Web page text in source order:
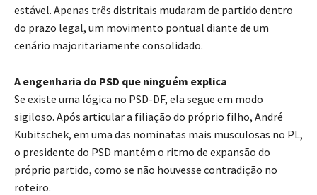
estável. Apenas três distritais mudaram de partido dentro
do prazo legal, um movimento pontual diante de um
cenário majoritariamente consolidado.
A engenharia do PSD que ninguém explica
Se existe uma lógica no PSD-DF, ela segue em modo
sigiloso. Após articular a filiação do próprio filho, André
Kubitschek, em uma das nominatas mais musculosas no PL,
o presidente do PSD mantém o ritmo de expansão do
próprio partido, como se não houvesse contradição no
roteiro.